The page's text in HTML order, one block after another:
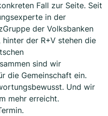
Fall zur Seite. Seit
in der
der Volksbanken
der R+V stehen die
sind wir
die Gemeinschaft ein.
Und wir
mehr erreicht.